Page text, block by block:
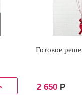
Готовое
2 650 Р